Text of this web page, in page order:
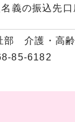
義の振込先口
部 介護・高
85-6182